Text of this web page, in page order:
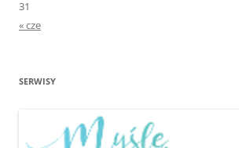
31
« cze
SERWISY